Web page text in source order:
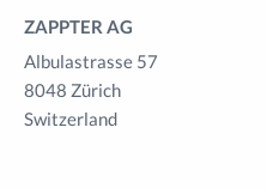
ZAPPTER AG
Albulastrasse 57
8048 Zürich
Switzerland